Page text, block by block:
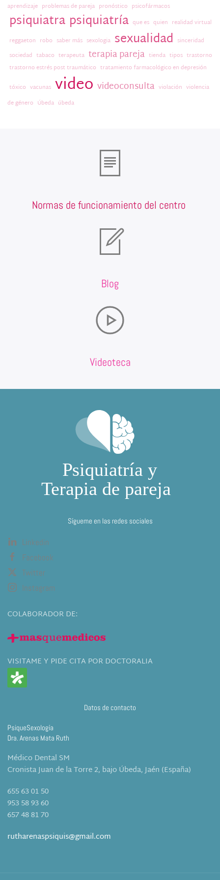
aprendizaje problemas de pareja pronóstico psicofármacos
psiquiatra psiquiatría que es quien realidad virtual
reggaeton robo saber más sexologia sexualidad sinceridad
sociedad tabaco terapeuta terapia pareja tienda tipos trastorno
trastorno estrés post traumático tratamiento farmacológico en depresión
tóxico vacunas video videoconsulta violación violencia
de género Úbeda úbeda
Normas de funcionamiento del centro
Blog
Videoteca
Sígueme en las redes sociales
Linkedin
Facebook
Twitter
Instagram
COLABORADOR DE:
VISITAME Y PIDE CITA POR DOCTORALIA
Datos de contacto
PsiqueSexología
Dra. Arenas Mata Ruth
Médico Dental SM
Cronista Juan de la Torre 2, bajo Úbeda, Jaén (España)
655 63 01 50
953 58 93 60
657 48 81 70
rutharenaspsiquis@gmail.com